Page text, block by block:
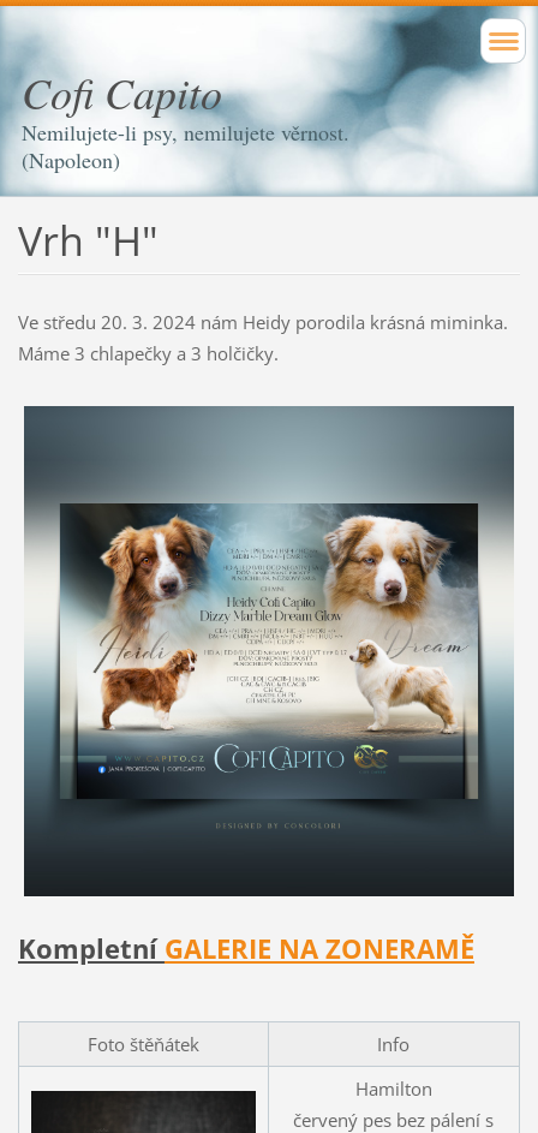
Cofi Capito
Nemilujete-li psy, nemilujete věrnost.
(Napoleon)
Vrh "H"
Ve středu 20. 3. 2024 nám Heidy porodila krásná miminka.
Máme 3 chlapečky a 3 holčičky.
KompletníGALERIE NA ZONERAMĚ
Foto štěňátek
Info
Hamilton
červený pes bez pálení s